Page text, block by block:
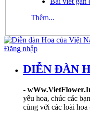
Thêm...
Đăng nhập
DIỄN ĐÀN
-
yêu hoa, chúc các
cùng với các loài hoa